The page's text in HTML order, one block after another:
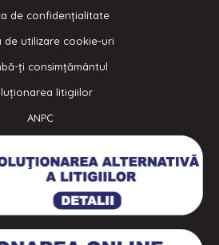
de confidenţialitate
de utilizare cookie-uri
ți consimțământul
litigiilor
ANPC